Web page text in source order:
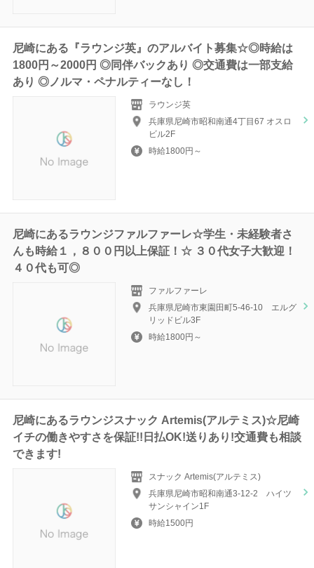
尼崎にある『ラウンジ英』のアルバイト募集☆◎時給は
1800円～2000円 ◎同伴バックあり ◎交通費は一部支給
あり ◎ノルマ・ペナルティーなし！
ラウンジ英
兵庫県尼崎市昭和南通4丁目67 オスロ
ビル2F
時給1800円～
尼崎にあるラウンジファルファーレ☆学生・未経験者さ
んも時給１，８００円以上保証！☆ ３０代女子大歓迎！
４０代も可◎
ファルファーレ
兵庫県尼崎市東園田町5-46-10 エルグ
リッドビル3F
時給1800円～
尼崎にあるラウンジスナック Artemis(アルテミス)☆尼崎
イチの働きやすさを保証!!日払OK!送りあり!交通費も相談
できます!
スナック Artemis(アルテミス)
兵庫県尼崎市昭和南通3-12-2 ハイツ
サンシャイン1F
時給1500円